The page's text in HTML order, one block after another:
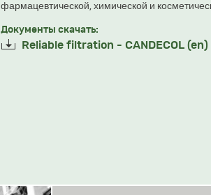
фармацевтической, химической и
Документы скачать:
Reliable filtration - CANDECOL (en)